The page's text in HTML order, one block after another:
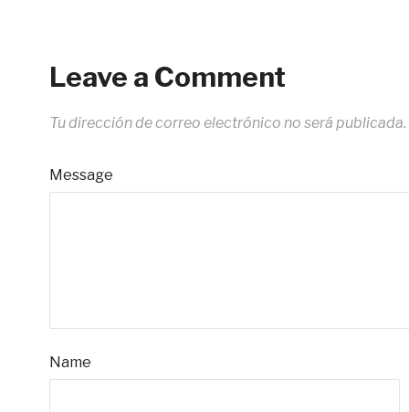
Leave a Comment
Tu dirección de correo electrónico no será publicada.
Message
Name